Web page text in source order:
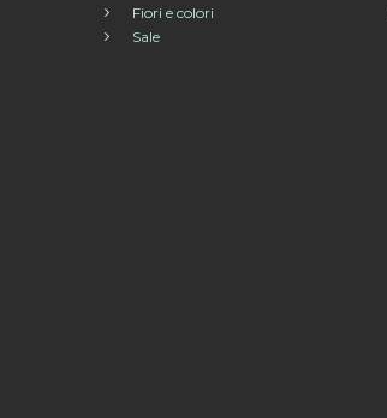
Fiori e colori
Sale